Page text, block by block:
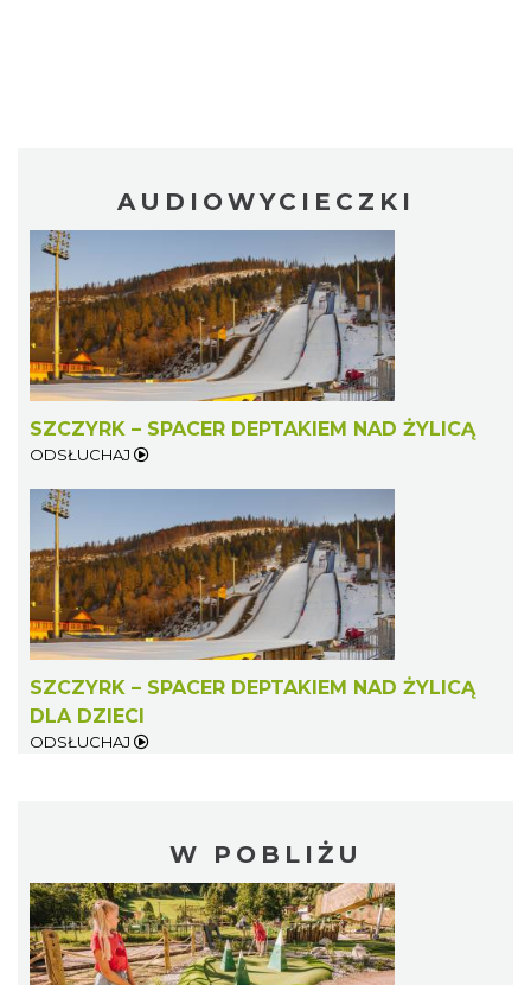
AUDIOWYCIECZKI
SZCZYRK – SPACER DEPTAKIEM NAD ŻYLICĄ
ODSŁUCHAJ
SZCZYRK – SPACER DEPTAKIEM NAD ŻYLICĄ
DLA DZIECI
ODSŁUCHAJ
W POBLIŻU